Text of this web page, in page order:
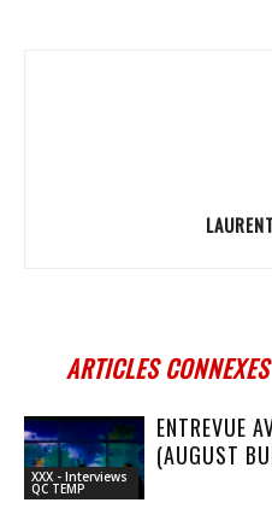
ARTICLES CONNEXES
XXX - Interviews
QC TEMP
ENTREVUE
(AUGUST